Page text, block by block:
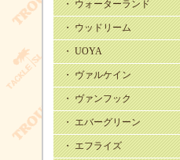
・ ウォーターランド
・ ウッドリーム
・ UOYA
・ ヴァルケイン
・ ヴァンフック
・ エバーグリーン
・ エフライズ